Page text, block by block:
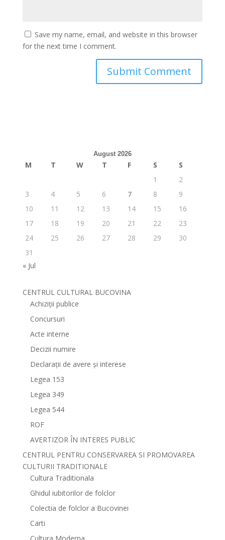
Save my name, email, and website in this browser
for the next time I comment.
August 2026
M T W T F S
S
1
2
3
4 5 6 7 8
9
10
11 12 13 14 15
16
17
18 19 20 21 22
23
24
25 26 27 28 29
30
31
« Jul
CENTRUL CULTURAL BUCOVINA
Achiziții publice
Concursuri
Acte interne
Decizii numire
Declarații de avere și interese
Legea 153
Legea 349
Legea 544
ROF
AVERTIZOR ÎN INTERES PUBLIC
CENTRUL PENTRU CONSERVAREA SI PROMOVAREA
CULTURII TRADITIONALE
Cultura Traditionala
Ghidul iubitorilor de folclor
Colectia de folclor a Bucovinei
Carti